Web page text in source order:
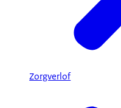
Zorgverlof